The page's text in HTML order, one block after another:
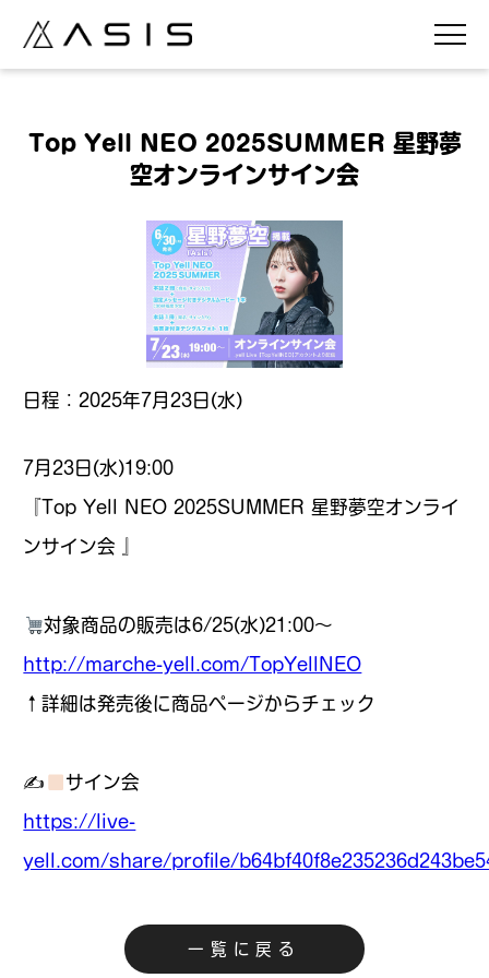
Top Yell NEO 2025SUMMER 星野夢
空オンラインサイン会
日程：2025年7月23日(水)
7月23日(水)19:00
『Top Yell NEO 2025SUMMER 星野夢空オンライ
ンサイン会 』
対象商品の販売は6/25(水)21:00〜
http://marche-yell.com/TopYellNEO
↑詳細は発売後に商品ページからチェック
✍ サイン会
https://live-
yell.com/share/profile/
一覧に戻る